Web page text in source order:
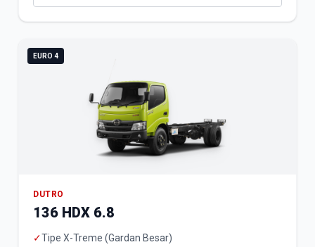
EURO 4
DUTRO
136 HDX 6.8
✓Tipe X-Treme (Gardan Besar)